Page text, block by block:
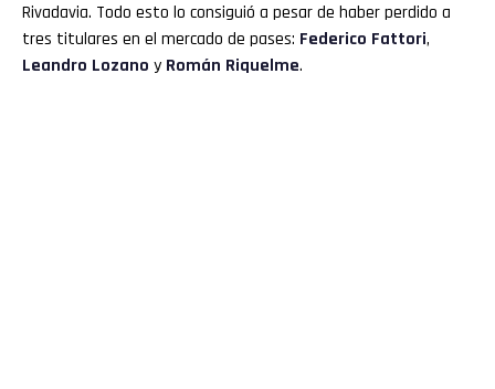
Rivadavia. Todo esto lo consiguió a pesar de haber perdido a
tres titulares en el mercado de pases: Federico Fattori,
Leandro Lozano y Román Riquelme.